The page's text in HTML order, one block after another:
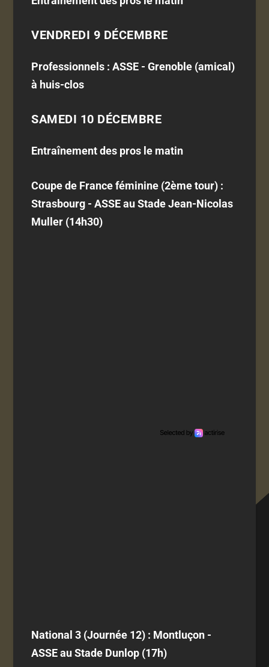
VENDREDI 9 DÉCEMBRE
Professionnels : ASSE - Grenoble (amical)
à huis-clos
SAMEDI 10 DÉCEMBRE
Entraînement des pros le matin
Coupe de France féminine (2ème tour) :
Strasbourg - ASSE au Stade Jean-Nicolas
Muller (14h30)
National 3 (Journée 12) : Montluçon -
ASSE au Stade Dunlop (17h)